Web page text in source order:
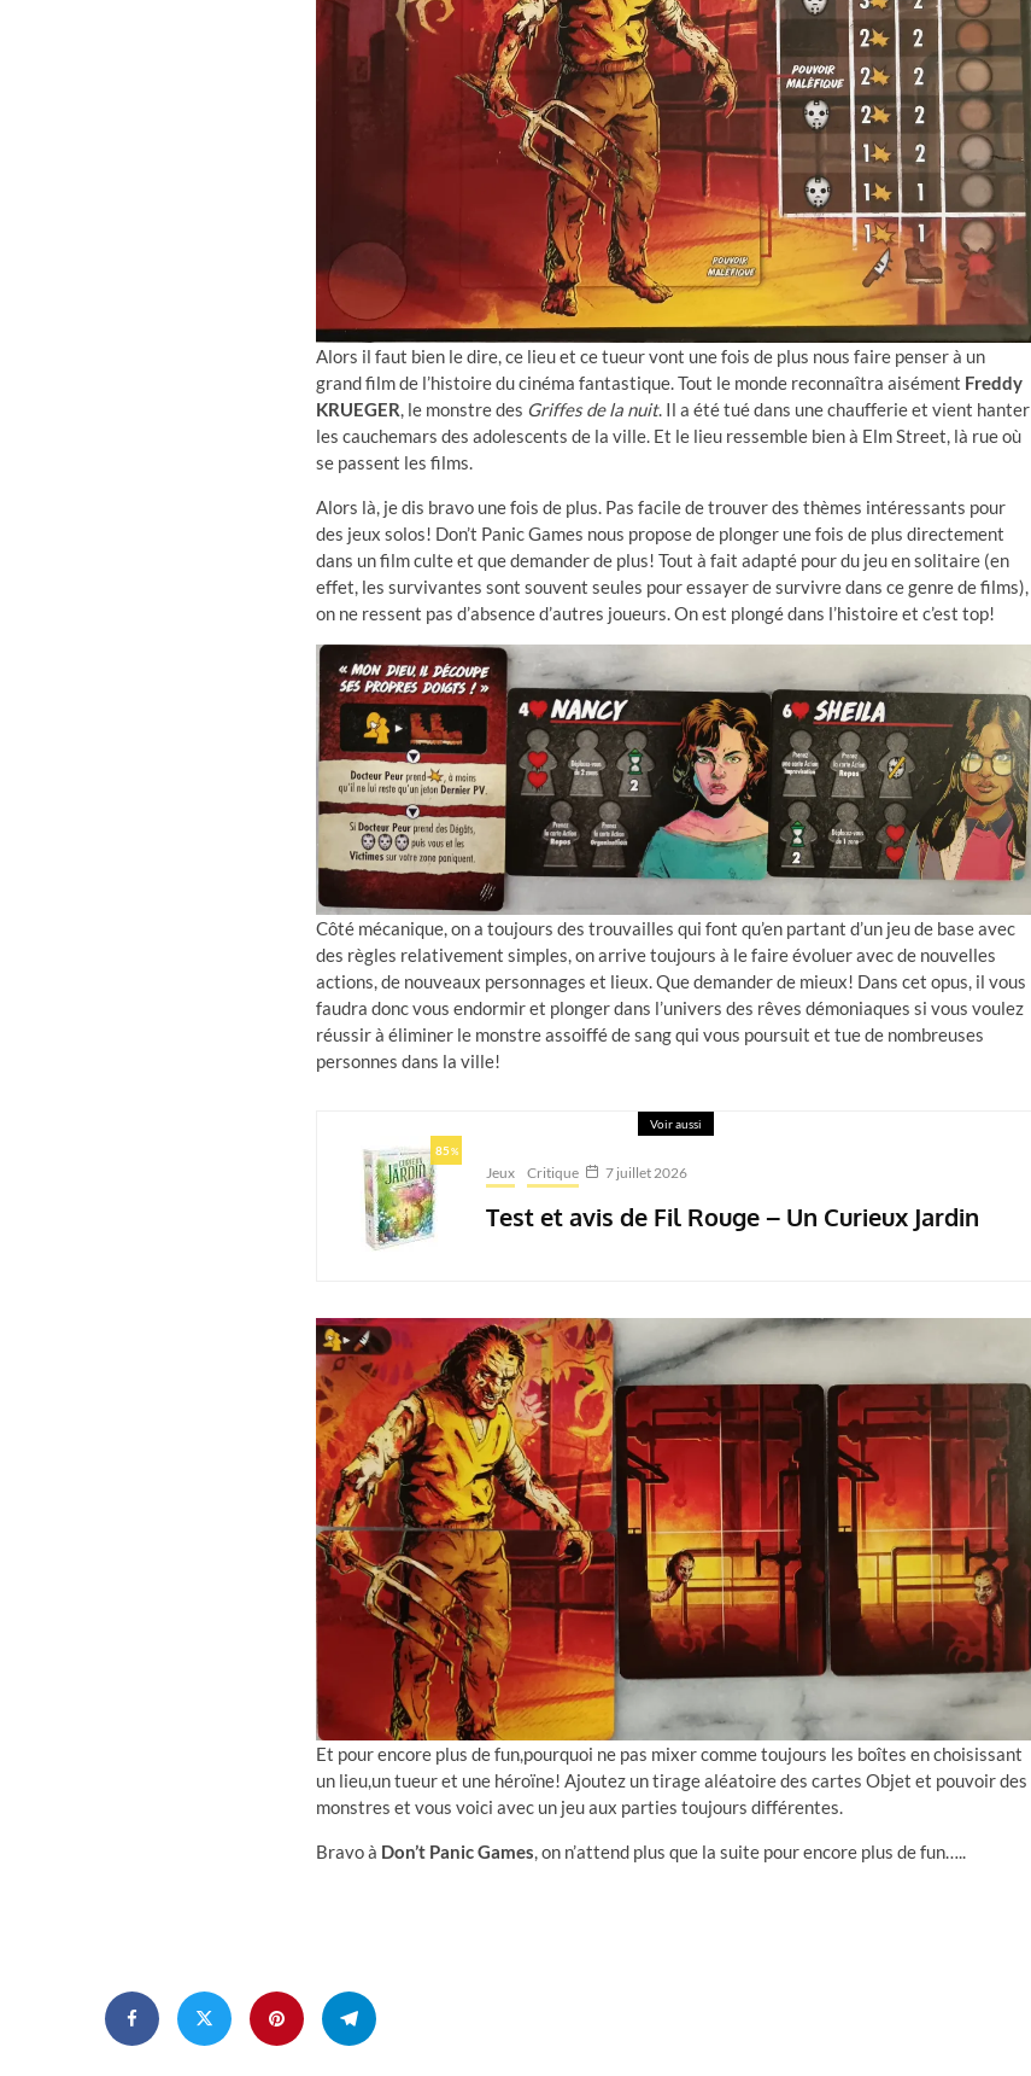
Alors il faut bien le dire, ce lieu et ce tueur vont une fois de plus nous faire penser à un
grand film de l’histoire du cinéma fantastique. Tout le monde reconnaîtra aisément Freddy
KRUEGER, le monstre des Griffes de la nuit. Il a été tué dans une chaufferie et vient hanter
les cauchemars des adolescents de la ville. Et le lieu ressemble bien à Elm Street, là rue où
se passent les films.
Alors là, je dis bravo une fois de plus. Pas facile de trouver des thèmes intéressants pour
des jeux solos! Don’t Panic Games nous propose de plonger une fois de plus directement
dans un film culte et que demander de plus! Tout à fait adapté pour du jeu en solitaire (en
effet, les survivantes sont souvent seules pour essayer de survivre dans ce genre de films),
on ne ressent pas d’absence d’autres joueurs. On est plongé dans l’histoire et c’est top!
Côté mécanique, on a toujours des trouvailles qui font qu’en partant d’un jeu de base avec
des règles relativement simples, on arrive toujours à le faire évoluer avec de nouvelles
actions, de nouveaux personnages et lieux. Que demander de mieux! Dans cet opus, il vous
faudra donc vous endormir et plonger dans l’univers des rêves démoniaques si vous voulez
réussir à éliminer le monstre assoiffé de sang qui vous poursuit et tue de nombreuses
personnes dans la ville!
Voir aussi
85%
Jeux Critique 7 juillet 2026
Test et avis de Fil Rouge – Un Curieux Jardin
Et pour encore plus de fun,pourquoi ne pas mixer comme toujours les boîtes en choisissant
un lieu,un tueur et une héroïne! Ajoutez un tirage aléatoire des cartes Objet et pouvoir des
monstres et vous voici avec un jeu aux parties toujours différentes.
Bravo à Don’t Panic Games, on n’attend plus que la suite pour encore plus de fun…..